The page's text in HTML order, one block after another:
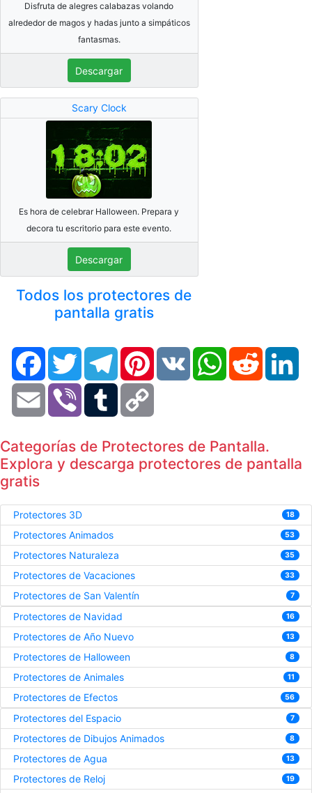
Disfruta de alegres calabazas volando
alrededor de magos y hadas junto a simpáticos
fantasmas.
Descargar
Scary Clock
Es hora de celebrar Halloween. Prepara y
decora tu escritorio para este evento.
Descargar
Todos los protectores de
pantalla gratis
FacebookTwitter TelegramPinterestVK WhatsAppReddit
Email Viber Tumblr
Categorías de Protectores de Pantalla.
Explora y descarga protectores de pantalla
gratis
Protectores 3D 18
Protectores Animados 53
Protectores Naturaleza 35
Protectores de Vacaciones 33
Protectores de San Valentín 7
Protectores de Navidad 16
Protectores de Año Nuevo 13
Protectores de Halloween 8
Protectores de Animales 11
Protectores de Efectos 56
Protectores del Espacio 7
Protectores de Dibujos Animados 8
Protectores de Agua 13
Protectores de Reloj 19